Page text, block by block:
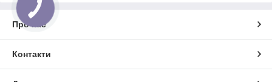
Про нас
Контакти